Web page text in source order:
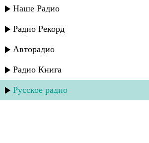
Наше Радио
Радио Рекорд
Авторадио
Радио Книга
Русское радио
Руслан Магомедов - Нуцулай
Руслан Магомедов - Ищу тебя